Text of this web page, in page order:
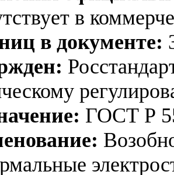
в
в документе:
ГОСТ Р